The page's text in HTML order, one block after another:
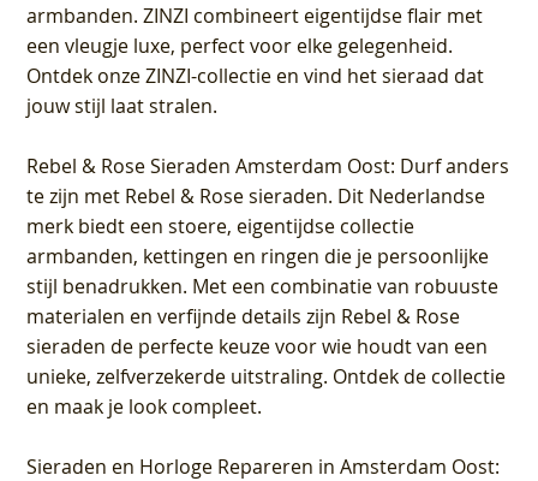
armbanden. ZINZI combineert eigentijdse flair met
een vleugje luxe, perfect voor elke gelegenheid.
Ontdek onze ZINZI-collectie en vind het sieraad dat
jouw stijl laat stralen.
Rebel & Rose Sieraden Amsterdam Oost: Durf anders
te zijn met Rebel & Rose sieraden. Dit Nederlandse
merk biedt een stoere, eigentijdse collectie
armbanden, kettingen en ringen die je persoonlijke
stijl benadrukken. Met een combinatie van robuuste
materialen en verfijnde details zijn Rebel & Rose
sieraden de perfecte keuze voor wie houdt van een
unieke, zelfverzekerde uitstraling. Ontdek de collectie
en maak je look compleet.
Sieraden en Horloge Repareren in Amsterdam Oost: